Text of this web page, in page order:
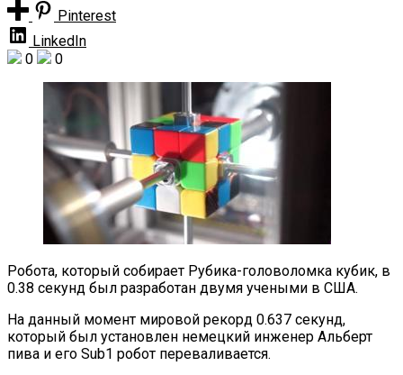
Pinterest
LinkedIn
0
0
Робота, который собирает Рубика-головоломка кубик, в
0.38 секунд был разработан двумя учеными в США.
На данный момент мировой рекорд 0.637 секунд,
который был установлен немецкий инженер Альберт
пива и его Sub1 робот переваливается.